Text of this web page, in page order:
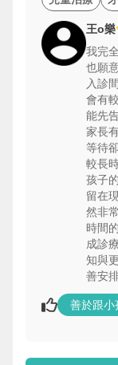
王o樂
我完
也願
入診
會有
能先
家長
等待
較長
孩子
留在
然非
時間
成診
知與
善安
善於跟小